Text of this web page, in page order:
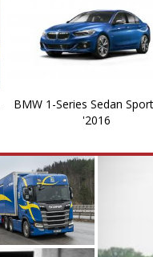
BMW 1-Series Sedan
'2016